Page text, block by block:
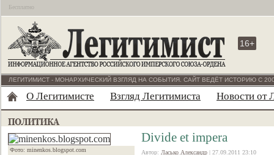
Бесплатно
16+
ЛЕГИТИМИСТ - МОНАРХИЧЕСКИЙ ВЗГЛЯД НА СОБЫТИЯ. САЙТ ВЕДЁТ ИСТОРИЮ С
О Легитимисте Взгляд Легитимиста Новости от
Фото: minenkos.blogspot.com
Divide et impera
Автор: Ласько Александр | 27.09.2011 23:10